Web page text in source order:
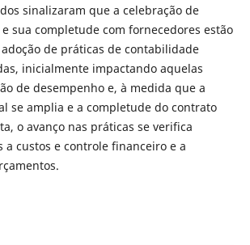
sinalizaram que a celebração de
sua completude com fornecedores estão
de práticas de contabilidade
inicialmente impactando aquelas
de desempenho e, à medida que a
se amplia e a completude do contrato
o avanço nas práticas se verifica
a custos e controle financeiro e a